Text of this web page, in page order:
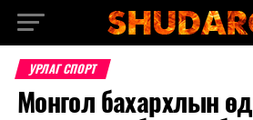
УРЛАГ СПОРТ
Монгол бахархлын